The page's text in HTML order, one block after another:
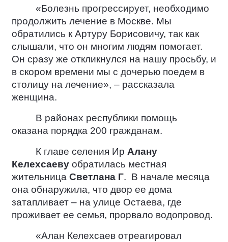
«Болезнь прогрессирует, необходимо
продолжить лечение в Москве. Мы
обратились к Артуру Борисовичу, так как
слышали, что он многим людям помогает.
Он сразу же откликнулся на нашу просьбу, и
в скором времени мы с дочерью поедем в
столицу на лечение», – рассказала
женщина.
В районах республики помощь
оказана порядка 200 гражданам.
К главе селения Ир Алану
Келехсаеву обратилась местная
жительница Светлана Г. В начале месяца
она обнаружила, что двор ее дома
затапливает – на улице Остаева, где
проживает ее семья, прорвало водопровод.
«Алан Келехсаев отреагировал